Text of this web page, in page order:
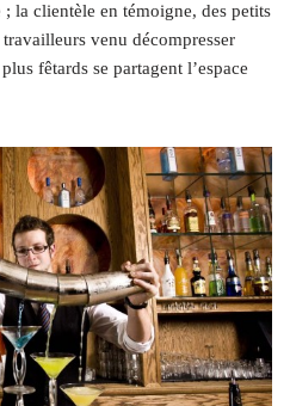
la clientèle en témoigne, des petits
venu décompresser
fêtards se partagent l’espace